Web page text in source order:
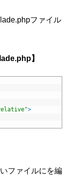
ファイル
】
>
ファイルにを編